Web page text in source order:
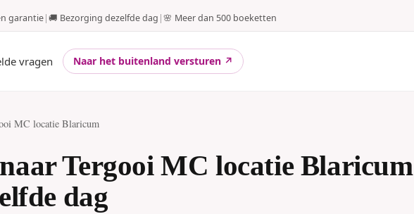
garantie|🚚 Bezorging dezelfde dag |🌸 Meer dan 500 boeketten
vragen Naar het buitenland versturen ↗
MC locatie Blaricum
Tergooi MC locatie Blaricum
dag